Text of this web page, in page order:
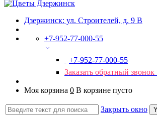
Дзержинск: ул. Строителей, д. 9 В
+7-952-77-000-55
+7-952-77-000-55
Заказать обратный звонок
Моя корзина 0 В корзине пусто
Закрыть окно